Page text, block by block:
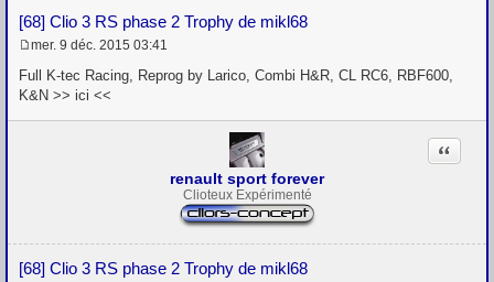
[68] Clio 3 RS phase 2 Trophy de mikl68
e
s
s
a
mer. 9 déc. 2015 03:41
Full K-tec Racing, Reprog by Larico, Combi H&R, CL RC6, RBF600,
K&N >> ici <<
renault sport forever
Clioteux Expérimenté
[68] Clio 3 RS phase 2 Trophy de mikl68
Citation